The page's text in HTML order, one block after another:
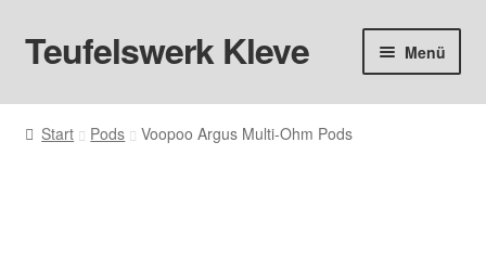
Zur
Navigation
Zum
Inhalt
Teufelswerk Kleve Menü
Startseite
Start Pods Voopoo Argus Multi-Ohm Pods